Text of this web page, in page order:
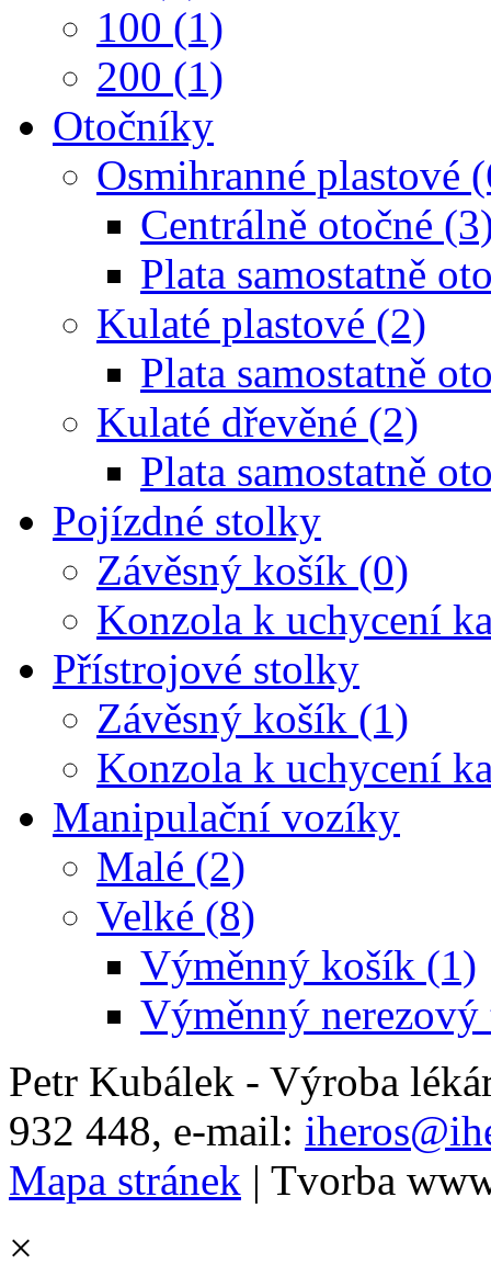
100 (1)
200 (1)
Otočníky
Osmihranné plastové
Centrálně otočné
Plata samostatně
Kulaté plastové (2)
Plata samostatně
Kulaté dřevěné (2)
Plata samostatně
Pojízdné stolky
Závěsný košík (0)
Konzola k uchycení
Přístrojové stolky
Závěsný košík (1)
Konzola k uchycení
Manipulační vozíky
Malé (2)
Velké (8)
Výměnný košík (1)
Výměnný nerezový
Petr Kubálek - Výroba
932 448, e-mail:
Mapa stránek | Tvorba
×